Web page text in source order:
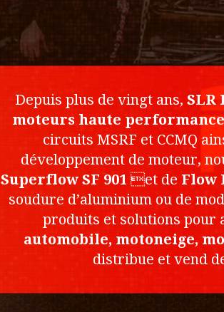
Depuis plus de vingt ans, SLR
moteurs haute performance
circuits MSRF et CCMQ
développement de moteur,
Superflow SF 901 et de Flow
soudure d’aluminium ou de
produits et solutions pour
automobile, motoneige,
distribue et vend